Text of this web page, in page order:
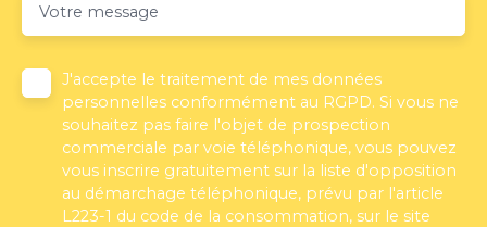
Votre message
J'accepte le traitement de mes données
personnelles conformément au RGPD. Si vous ne
souhaitez pas faire l'objet de prospection
commerciale par voie téléphonique, vous pouvez
vous inscrire gratuitement sur la liste d'opposition
au démarchage téléphonique, prévu par l'article
L223-1 du code de la consommation, sur le site